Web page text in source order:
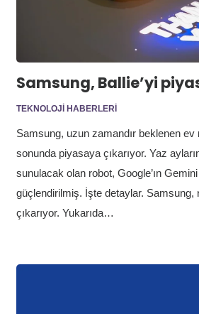
Samsung, Ballie’yi
TEKNOLOJI HABERLERI
Samsung, uzun zamandır beklenen ev
sonunda piyasaya çıkarıyor. Yaz
sunulacak olan robot, Google’ın
güçlendirilmiş. İşte detaylar. Samsung,
çıkarıyor. Yukarıda…